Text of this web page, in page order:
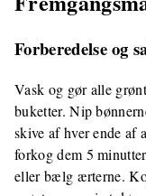
Forberedelse og
Vask og gør alle
buketter. Nip
skive af hver ende af
forkog dem 5
eller bælg ærterne.